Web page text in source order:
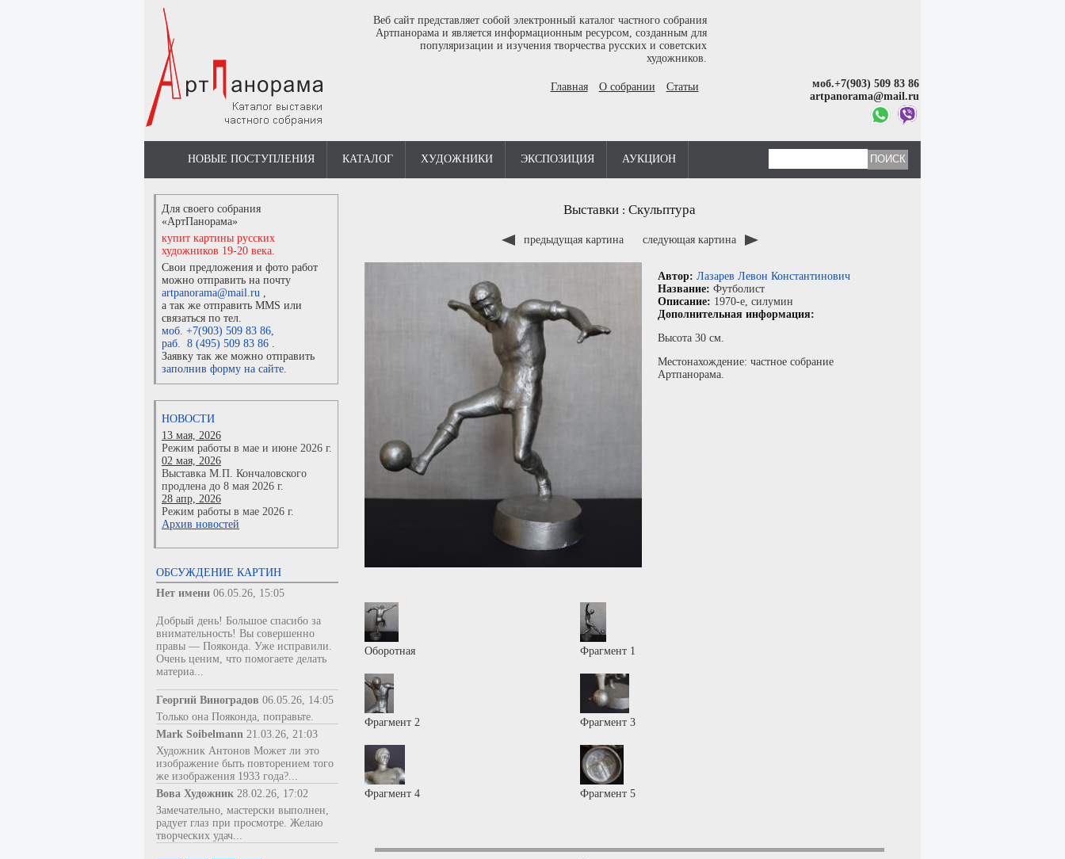
Веб сайт представляет собой электронный каталог частного собрания
Артпанорама и является информационным ресурсом, созданным для
популяризации и изучения творчества русских и советских
художников.
Главная О собрании Статьи
моб.+7(903) 509 83 86
artpanorama@mail.ru
НОВЫЕ ПОСТУПЛЕНИЯ КАТАЛОГ ХУДОЖНИКИ ЭКСПОЗИЦИЯ АУКЦИОН
Для своего собрания
«АртПанорама»
купит картины русских
художников 19-20 века.
Свои предложения и фото работ
можно отправить на почту
artpanorama@mail.ru ,
а так же отправить MMS или
связаться по тел.
моб. +7(903) 509 83 86,
раб. 8 (495) 509 83 86 .
Заявку так же можно отправить
заполнив форму на сайте.
НОВОСТИ
13 мая, 2026
Режим работы в мае и июне 2026 г.
02 мая, 2026
Выставка М.П. Кончаловского
продлена до 8 мая 2026 г.
28 апр, 2026
Режим работы в мае 2026 г.
Архив новостей
ОБСУЖДЕНИЕ КАРТИН
Нет имени 06.05.26, 15:05
Добрый день! Большое спасибо за
внимательность! Вы совершенно
правы — Пояконда. Уже исправили.
Очень ценим, что помогаете делать
материа...
Георгий Виноградов 06.05.26, 14:05
Только она Пояконда, поправьте.
Mark Soibelmann 21.03.26, 21:03
Художник Антонов Может ли это
изображение быть повторением того
же изображения 1933 года?...
Вова Художник 28.02.26, 17:02
Замечательно, мастерски выполнен,
радует глаз при просмотре. Желаю
творческих удач...
Выставки : Скульптура
предыдущая картина следующая картина
Автор: Лазарев Левон Константинович
Название: Футболист
Описание: 1970-е, силумин
Дополнительная информация:
Высота 30 см.
Местонахождение: частное собрание
Артпанорама.
Оборотная Фрагмент 1
Фрагмент 2 Фрагмент 3
Фрагмент 4 Фрагмент 5